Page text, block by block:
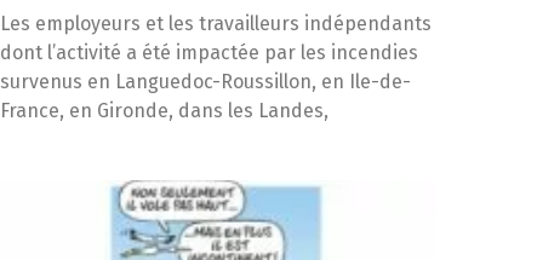
Les employeurs et les travailleurs indépendants
dont l’activité a été impactée par les incendies
survenus en Languedoc-Roussillon, en Ile-de-
France, en Gironde, dans les Landes,